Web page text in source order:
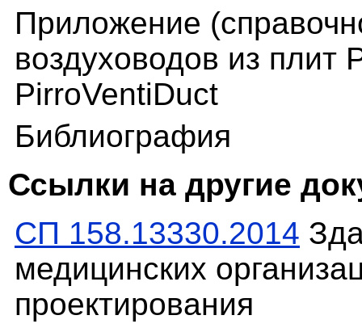
Приложение
воздуховодов из
PirroVentiDuct
Библиография
Ссылки на другие
СП 158.13330.2014
медицинских
проектирования